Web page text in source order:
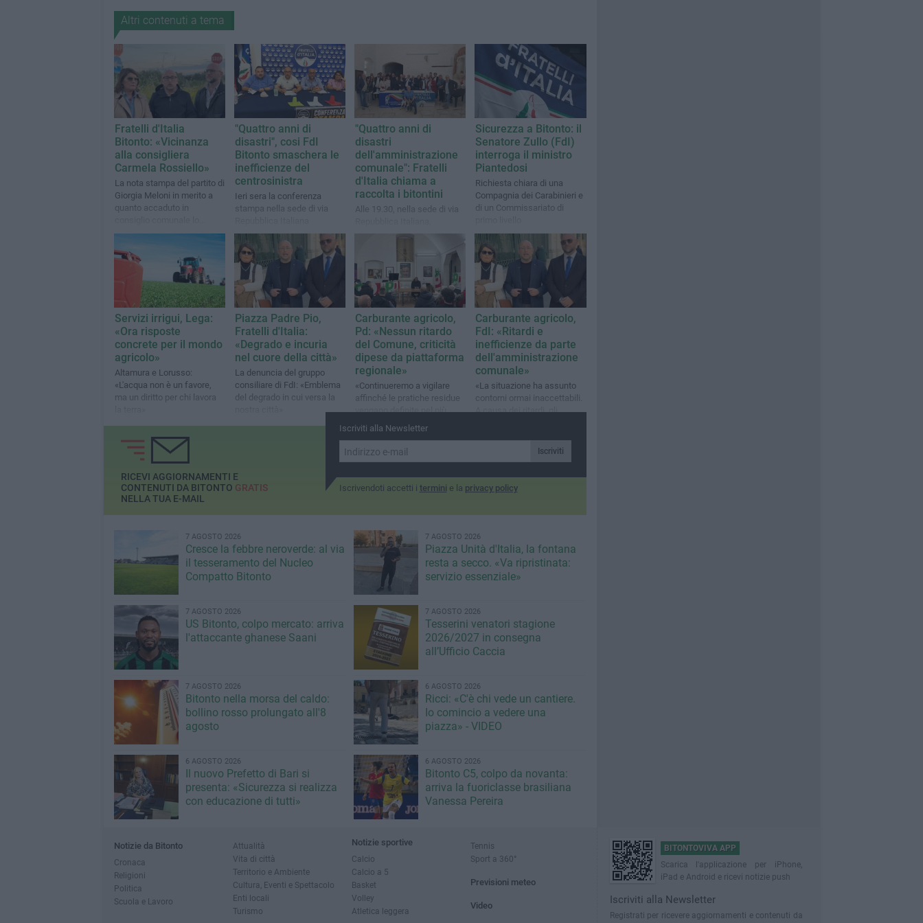
Altri contenuti a tema
Fratelli d'Italia
Bitonto: «Vicinanza
alla consigliera
Carmela Rossiello»
La nota stampa del partito di
Giorgia Meloni in merito a
quanto accaduto in
scorso 31 luglio
"Quattro anni di
disastri", cosi FdI
Bitonto smaschera le
inefficienze del
centrosinistra
Ieri sera la conferenza
stampa nella sede di via
"Quattro anni di
disastri
dell'amministrazione
comunale": Fratelli
d'Italia chiama a
raccolta i bitontini
Alle 19.30, nella sede di via
convocata una conferenza
Sicurezza a Bitonto: il
Senatore Zullo (FdI)
interroga il ministro
Piantedosi
Richiesta chiara di una
Compagnia dei Carabinieri e
di un Commissariato di
Servizi irrigui, Lega:
«Ora risposte
concrete per il mondo
agricolo»
Altamura e Lorusso:
«L'acqua non è un favore,
ma un diritto per chi lavora
Piazza Padre Pio,
Fratelli d'Italia:
«Degrado e incuria
nel cuore della città»
La denuncia del gruppo
consiliare di FdI: «Emblema
del degrado in cui versa la
Carburante agricolo,
Pd: «Nessun ritardo
del Comune, criticità
dipese da piattaforma
regionale»
«Continueremo a vigilare
affinché le pratiche residue
vengano definite nel più
breve tempo possibile»
Carburante agricolo,
FdI: «Ritardi e
inefficienze da parte
dell'amministrazione
comunale»
«La situazione ha assunto
contorni ormai inaccettabili.
A causa dei ritardi, gli
attività lavorative»
Iscriviti alla Newsletter
Iscriviti
Iscrivendoti accetti i termini e la privacy policy
RICEVI AGGIORNAMENTI E
CONTENUTI DA BITONTO GRATIS
NELLA TUA E-MAIL
7 AGOSTO 2026
Cresce la febbre neroverde: al via
il tesseramento del Nucleo
Compatto Bitonto
7 AGOSTO 2026
Piazza Unità d'Italia, la fontana
resta a secco. «Va ripristinata:
servizio essenziale»
7 AGOSTO 2026
US Bitonto, colpo mercato: arriva
l'attaccante ghanese Saani
7 AGOSTO 2026
Tesserini venatori stagione
2026/2027 in consegna
all’Ufficio Caccia
7 AGOSTO 2026
Bitonto nella morsa del caldo:
bollino rosso prolungato all'8
agosto
6 AGOSTO 2026
Ricci: «C'è chi vede un cantiere.
Io comincio a vedere una
piazza» - VIDEO
6 AGOSTO 2026
Il nuovo Prefetto di Bari si
presenta: «Sicurezza si realizza
con educazione di tutti»
6 AGOSTO 2026
Bitonto C5, colpo da novanta:
arriva la fuoriclasse brasiliana
Vanessa Pereira
Notizie da Bitonto
Cronaca
Religioni
Politica
Scuola e Lavoro
Attualità
Vita di città
Territorio e Ambiente
Cultura, Eventi e Spettacolo
Enti locali
Turismo
Notizie sportive
Calcio
Calcio a 5
Basket
Volley
Atletica leggera
Tennis
Sport a 360°
Previsioni meteo
Video
BITONTOVIVA APP
Scarica l'applicazione per iPhone,
iPad e Android e ricevi notizie push
Iscriviti alla Newsletter
Registrati per ricevere aggiornamenti e contenuti da